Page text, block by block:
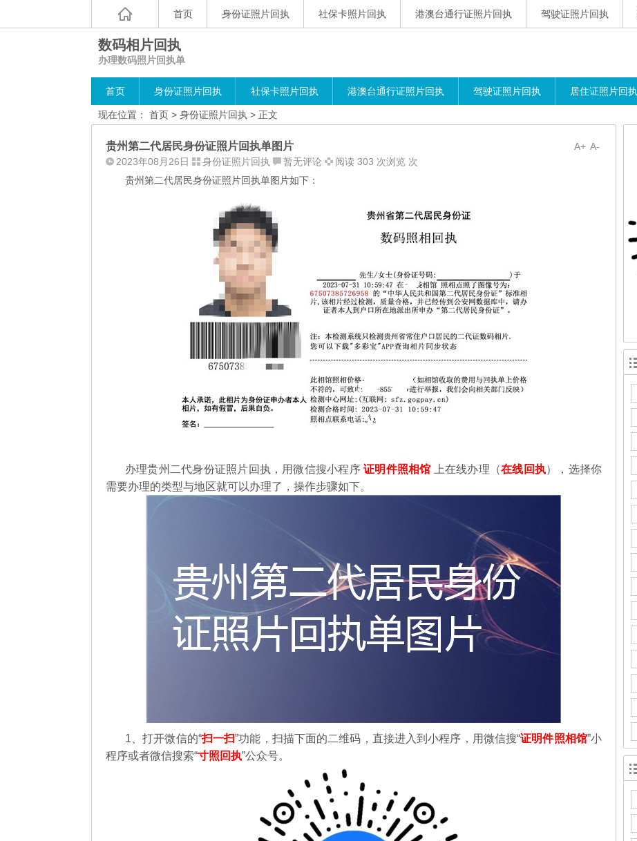
首页 身份证照片回执 社保卡照片回执 港澳台通行证照片回执 驾驶证照片回执
数码相片回执
办理数码照片回执单
首页 身份证照片回执 社保卡照片回执 港澳台通行证照片回执 驾驶证照片回执 居住证照片回执
现在位置： 首页 > 身份证照片回执 > 正文
A-
A+
贵州第二代居民身份证照片回执单图片
2023年08月26日 身份证照片回执 暂无评论
阅读 303 次浏览 次
贵州第二代居民身份证照片回执单图片如下：
办理贵州二代身份证照片回执，用微信搜小程序证明件照相馆 上在线办理（在线回执），选择你
需要办理的类型与地区就可以办理了，操作步骤如下。
1、打开微信的“扫一扫”功能，扫描下面的二维码，直接进入到小程序，用微信搜“证明件照相馆”小
程序或者微信搜索“寸照回执”公众号。